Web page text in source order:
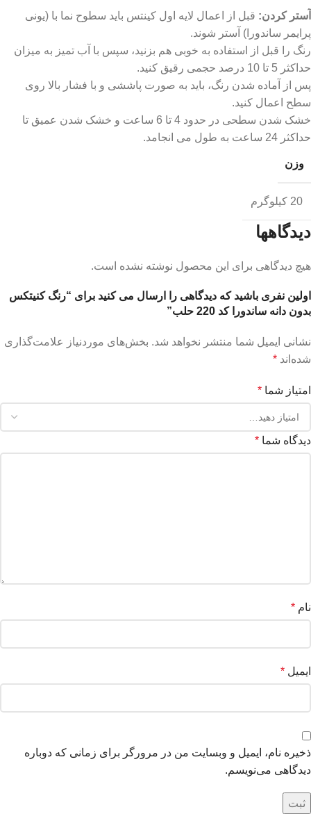
آستر کردن: قبل از اعمال لایه اول کینتس باید سطوح نما با (یونی
پرایمر ساندورا) آستر شوند.
رنگ را قبل از استفاده به خوبی هم بزنید، سپس با آب تمیز به میزان
حداکثر 5 تا 10 درصد حجمی رقیق کنید.
پس از آماده شدن رنگ، باید به صورت پاششی و با فشار بالا روی
سطح اعمال کنید.
خشک شدن سطحی در حدود 4 تا 6 ساعت و خشک شدن عمیق تا
حداکثر 24 ساعت به طول می انجامد.
وزن
20 کیلوگرم
دیدگاهها
هیچ دیدگاهی برای این محصول نوشته نشده است.
اولین نفری باشید که دیدگاهی را ارسال می کنید برای “رنگ کنیتکس
بدون دانه ساندورا کد 220 حلب”
نشانی ایمیل شما منتشر نخواهد شد. بخش‌های موردنیاز علامت‌گذاری
شده‌اند *
امتیاز شما *
دیدگاه شما *
نام *
ایمیل *
ذخیره نام، ایمیل و وبسایت من در مرورگر برای زمانی که دوباره
دیدگاهی می‌نویسم.